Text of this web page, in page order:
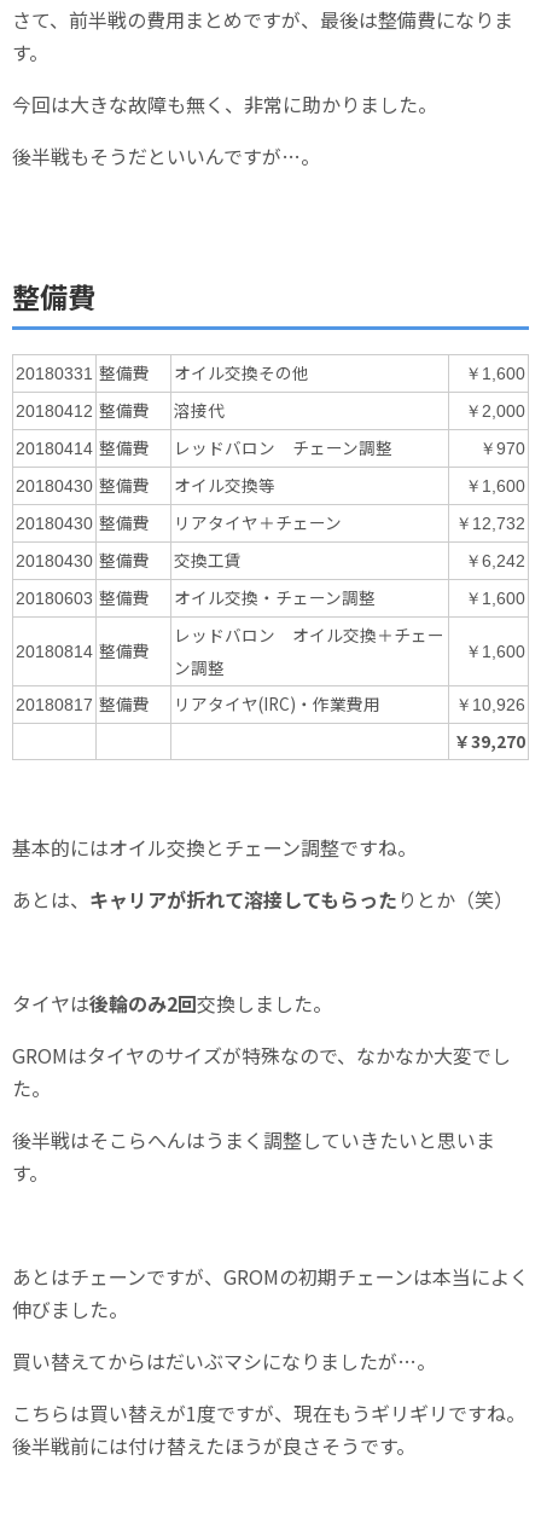
さて、前半戦の費用まとめですが、最後は整備費になりま
す。
今回は大きな故障も無く、非常に助かりました。
後半戦もそうだといいんですが…。
整備費
20180331 整備費 オイル交換その他 ￥1,600
20180412 整備費 溶接代 ￥2,000
20180414 整備費 レッドバロン チェーン調整 ￥970
20180430 整備費 オイル交換等 ￥1,600
20180430 整備費 リアタイヤ＋チェーン ￥12,732
20180430 整備費 交換工賃 ￥6,242
20180603 整備費 オイル交換・チェーン調整 ￥1,600
20180814 整備費
レッドバロン オイル交換＋チェー
ン調整
￥1,600
20180817 整備費 リアタイヤ(IRC)・作業費用 ￥10,926
￥39,270
基本的にはオイル交換とチェーン調整ですね。
あとは、 キャリアが折れて溶接してもらった りとか（笑）
タイヤは後輪のみ2回交換しました。
GROMはタイヤのサイズが特殊なので、なかなか大変でし
た。
後半戦はそこらへんはうまく調整していきたいと思いま
す。
あとはチェーンですが、GROMの初期チェーンは本当によく
伸びました。
買い替えてからはだいぶマシになりましたが…。
こちらは買い替えが1度ですが、現在もうギリギリですね。
後半戦前には付け替えたほうが良さそうです。